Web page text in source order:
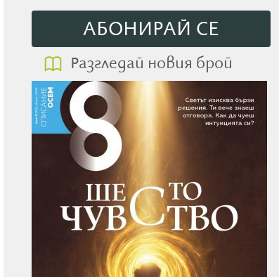
АБОНИРАЙ СE
Разгледай новия брой